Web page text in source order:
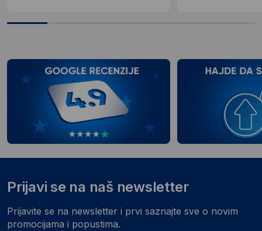
Prijavi se na naš newsletter
Prijavite se na newsletter i prvi saznajte sve o novim
promocijama i popustima.